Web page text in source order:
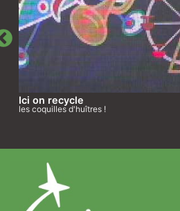
Ici on recycle
les coquilles d'huîtres !